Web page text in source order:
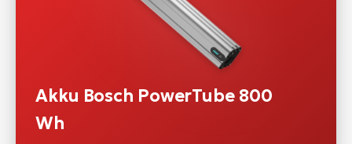
Akku Bosch PowerTube 800
Wh